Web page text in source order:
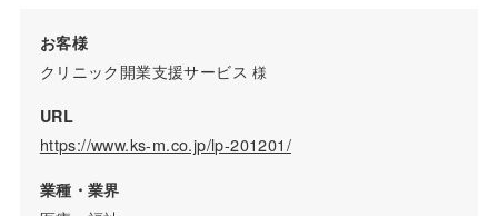
お客様
クリニック開業支援サービス 様
URL
https://www.ks-m.co.jp/lp-201201/
業種・業界